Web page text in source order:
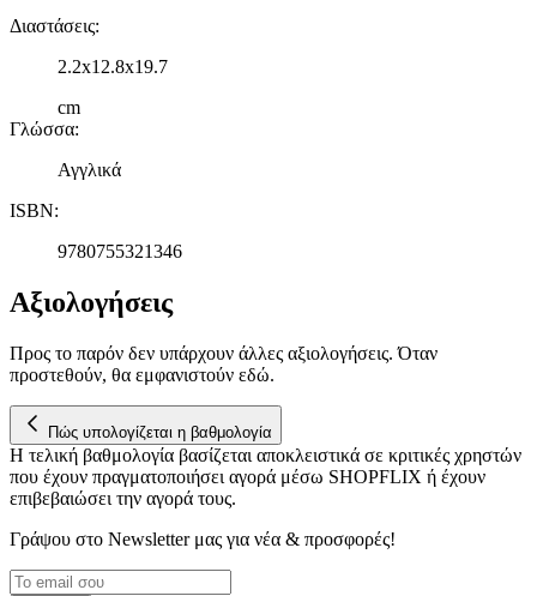
Διαστάσεις:
2.2x12.8x19.7
cm
Γλώσσα:
Αγγλικά
ISBN:
9780755321346
Αξιολογήσεις
Προς το παρόν δεν υπάρχουν άλλες αξιολογήσεις. Όταν
προστεθούν, θα εμφανιστούν εδώ.
Πώς υπολογίζεται η βαθμολογία
Η τελική βαθμολογία βασίζεται αποκλειστικά σε κριτικές χρηστών
που έχουν πραγματοποιήσει αγορά μέσω SHOPFLIX ή έχουν
επιβεβαιώσει την αγορά τους.
Γράψου στο Νewsletter μας για νέα & προσφορές!